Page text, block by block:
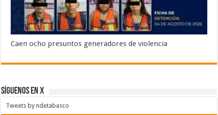
Caen ocho presuntos generadores de violencia
SÍGUENOS EN X
Tweets by ndetabasco